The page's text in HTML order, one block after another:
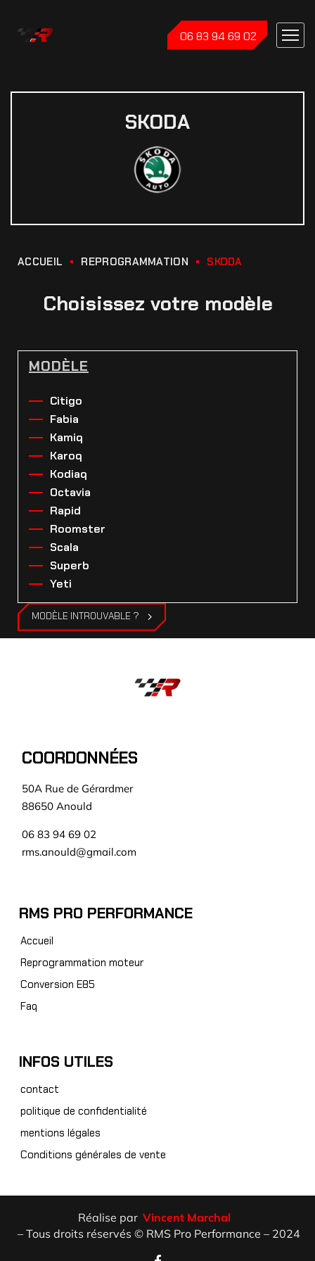
06 83 94 69 02
SKODA
ACCUEIL REPROGRAMMATION SKODA
Choisissez votre modèle
MODÈLE
Citigo
Fabia
Kamiq
Karoq
Kodiaq
Octavia
Rapid
Roomster
Scala
Superb
Yeti
MODÈLE INTROUVABLE ?
COORDONNÉES
50A Rue de Gérardmer
88650 Anould
06 83 94 69 02
rms.anould@gmail.com
RMS PRO PERFORMANCE
Accueil
Reprogrammation moteur
Conversion E85
Faq
INFOS UTILES
contact
politique de confidentialité
mentions légales
Conditions générales de vente
Réalise par Vincent Marchal
– Tous droits réservés © RMS Pro Performance – 2024